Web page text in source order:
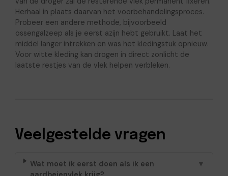
Herhaal in plaats daarvan het voorbehandelingsproces.
Probeer een andere methode, bijvoorbeeld
ossengalzeep als je eerst azijn hebt gebruikt. Laat het
middel langer intrekken en was het kledingstuk opnieuw.
Voor witte kleding kan drogen in direct zonlicht de
laatste restjes van de vlek helpen verbleken.
Veelgestelde vragen
Wat moet ik eerst doen als ik een
▼